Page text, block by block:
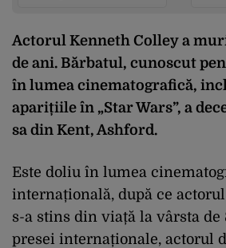
Actorul Kenneth Colley a
de ani. Bărbatul, cunoscut
în lumea cinematografică,
aparițiile în „Star Wars”, a
sa din Kent, Ashford.
Este doliu în lumea
internațională, după ce
s-a stins din viață la vârsta de
presei internaționale, actorul